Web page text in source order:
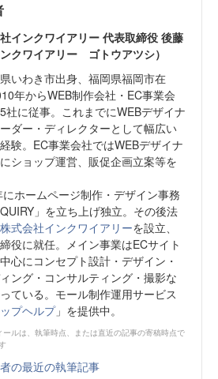
インクワイアリー 代表取締役 後藤
クワイアリー ゴトウアツシ）
いわき市出身、福岡県福岡市在
年からWEB制作会社・EC事業会
社に従事。これまでにWEBデザイナ
ダー・ディレクターとして幅広い
験。EC事業会社ではWEBデザイナ
ショップ運営、販促企画立案等を
ホームページ制作・デザイン事務
」を立ち上げ独立。その後法
株式会社インクワイアリーを設立、
役に就任。メイン事業はECサイト
心にコンセプト設計・デザイン・
ング・コンサルティング・撮影な
ている。モール制作運用サービス
プヘルプ」を提供中。
ールは、執筆時点、または直近の記事の寄稿時点で
の最近の執筆記事